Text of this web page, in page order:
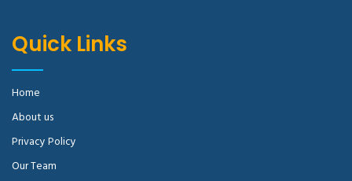
Quick Links
Home
About us
Privacy Policy
Our Team